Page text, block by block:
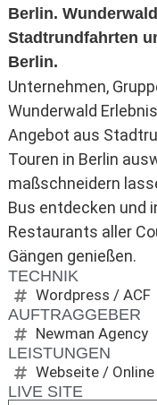
Berlin.
Stadtrundfahrten
Berlin.
Unternehmen,
Wunderwald
Angebot aus
Touren in Berlin
maßschneidern
Bus entdecken und
Restaurants aller
Gängen genießen.
TECHNIK
Wordpress / ACF
AUFTRAGGEBER
Newman Agency
LEISTUNGEN
Webseite /
LIVE SITE